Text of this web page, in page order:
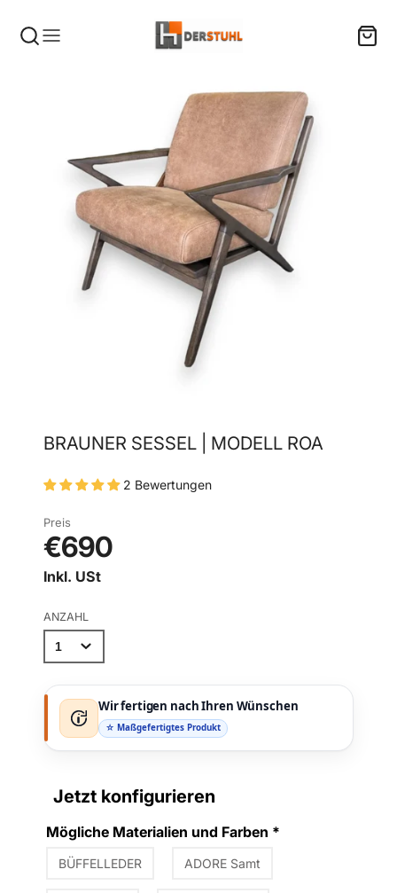
BRAUNER SESSEL | MODELL ROA
2 Bewertungen
Preis
€690
Inkl. USt
ANZAHL
Wir fertigen nach Ihren Wünschen
☆ Maßgefertigtes Produkt
Jetzt konfigurieren
Mögliche Materialien und Farben *
BÜFFELLEDER ADORE Samt